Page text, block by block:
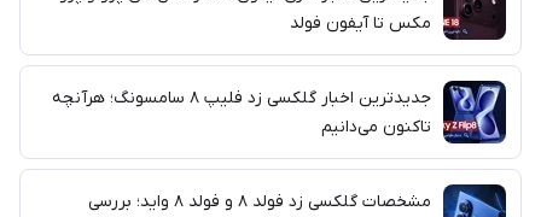
مکس تا آیفون فولد
جدیدترین اخبار گلکسی زد فلیپ ۸ سامسونگ؛ هرآنچه
تاکنون می‌دانیم
مشخصات گلکسی زد فولد ۸ و فولد ۸ واید؛ بررسی